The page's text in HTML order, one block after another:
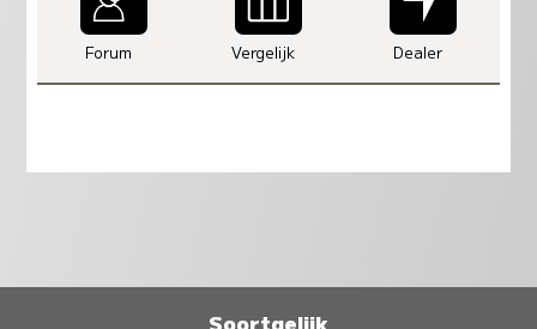
Forum Vergelijk Dealer
Soortgelijk